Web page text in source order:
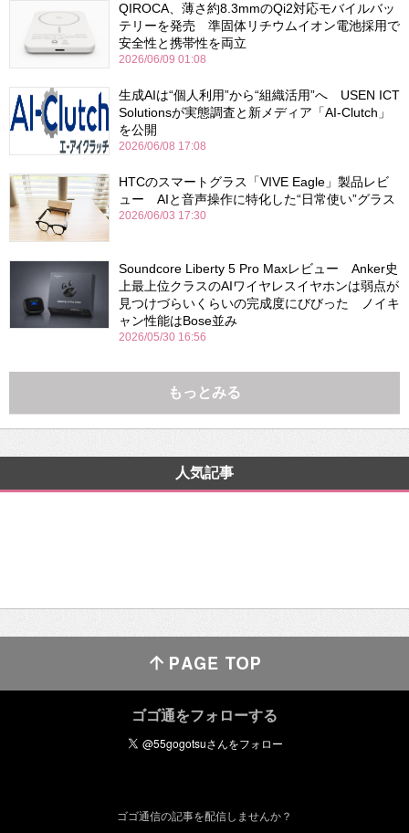
QIROCA、薄さ約8.3mmのQi2対応モバイルバッ
テリーを発売 準固体リチウムイオン電池採用で
安全性と携帯性を両立
2026/06/09 01:08
生成AIは“個人利用”から“組織活用”へ USEN ICT
Solutionsが実態調査と新メディア「AI-Clutch」
を公開
2026/06/08 17:08
HTCのスマートグラス「VIVE Eagle」製品レビ
ュー AIと音声操作に特化した“日常使い”グラス
2026/06/03 17:30
Soundcore Liberty 5 Pro Maxレビュー Anker史
上最上位クラスのAIワイヤレスイヤホンは弱点が
見つけづらいくらいの完成度にびびった ノイキ
ャン性能はBose並み
2026/05/30 16:56
もっとみる
人気記事
ゴゴ通をフォローする
ゴゴ通信の記事を配信しませんか？